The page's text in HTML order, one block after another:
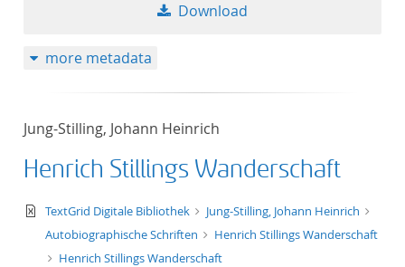
Download
more metadata
Jung-Stilling, Johann Heinrich
Henrich Stillings Wanderschaft
text/xml
TextGrid Digitale Bibliothek
Jung-Stilling, Johann Heinrich
Autobiographische Schriften
Henrich Stillings Wanderschaft
Henrich Stillings Wanderschaft